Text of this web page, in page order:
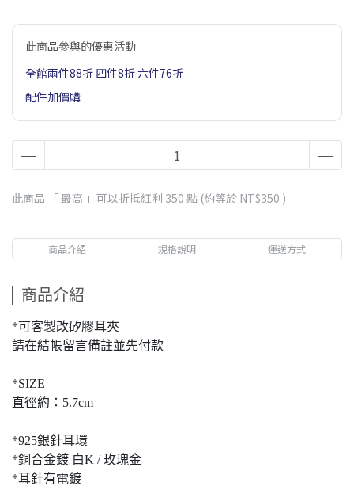
此商品參與的優惠活動
全館兩件88折 四件8折 六件76折
配件加價購
此商品 「 最高 」可以折抵紅利 350 點 (約等於 NT$350 )
商品介紹 規格說明 運送方式
商品介紹
*可客製改矽膠耳夾
請在結帳留言備註並先付款
*SIZE
直徑約：5.7cm
*925銀針耳環
*銅合金鍍 白K / 玫瑰金
*耳針有電鍍